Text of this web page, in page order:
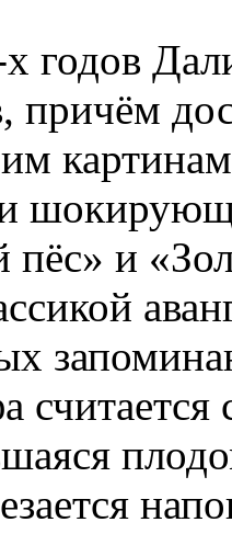
годов
причём
пёс» и